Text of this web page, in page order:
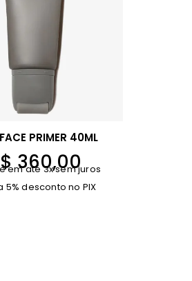
PRIMER 40ML
360,00
em até 3x sem juros
5% desconto no PIX